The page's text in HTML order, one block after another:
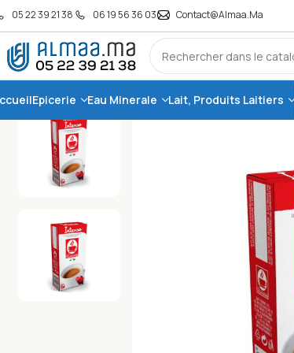
05 22 39 21 38 06 19 56 36 03 Contact@almaa.ma
Epicerie Eau Minerale Lait, Produits Laitiers